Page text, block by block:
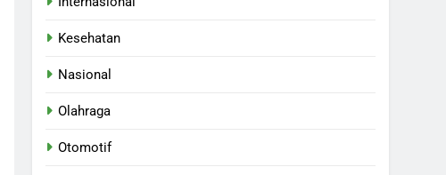
Kesehatan
Nasional
Olahraga
Otomotif